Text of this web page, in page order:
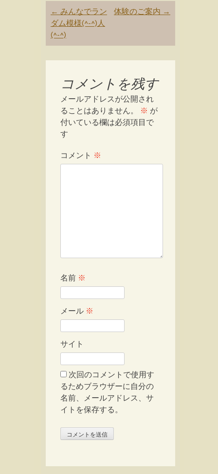
Post
navigation
← みんなでラン
ダム模様(^-^)人
(^-^)
体験のご案内 →
コメントを残す
メールアドレスが公開され
ることはありません。
※ が
付いている欄は必須項目で
す
コメント ※
名前 ※
メール ※
サイト
次回のコメントで使用す
るためブラウザーに自分の
名前、メールアドレス、サ
イトを保存する。